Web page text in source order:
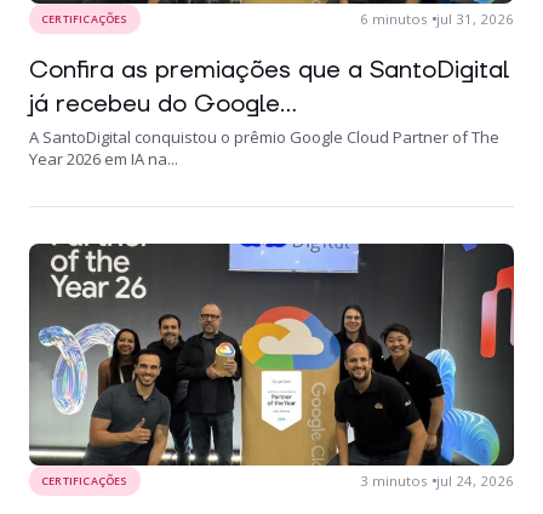
CERTIFICAÇÕES 6 minutos jul 31, 2026
Confira as premiações que a SantoDigital
já recebeu do Google...
A SantoDigital conquistou o prêmio Google Cloud Partner of The
Year 2026 em IA na...
CERTIFICAÇÕES 3 minutos jul 24, 2026